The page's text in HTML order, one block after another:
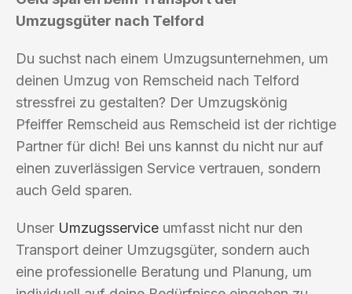
Umzugsgüter nach Telford
Du suchst nach einem Umzugsunternehmen, um
deinen Umzug von Remscheid nach Telford
stressfrei zu gestalten? Der Umzugskönig
Pfeiffer Remscheid aus Remscheid ist der richtige
Partner für dich! Bei uns kannst du nicht nur auf
einen zuverlässigen Service vertrauen, sondern
auch Geld sparen.
Unser Umzugsservice umfasst nicht nur den
Transport deiner Umzugsgüter, sondern auch
eine professionelle Beratung und Planung, um